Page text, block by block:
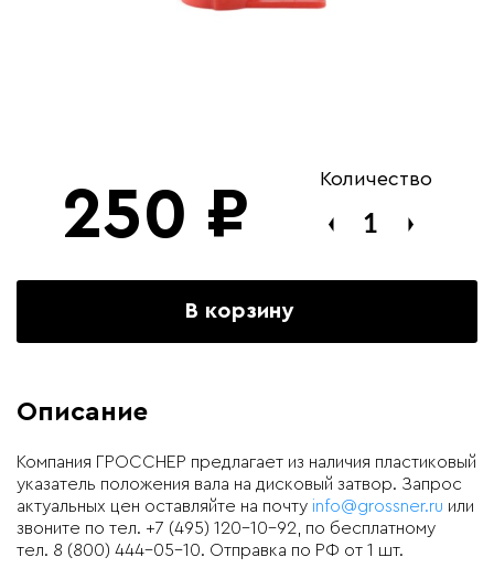
250 ₽
Количество
В корзину
Описание
Компания ГРОССНЕР предлагает из наличия пластиковый
указатель положения вала на дисковый затвор. Запрос
актуальных цен оставляйте на почту info@grossner.ru или
звоните по тел. +7 (495) 120-10-92, по бесплатному
тел. 8 (800) 444-05-10. Отправка по РФ от 1 шт.